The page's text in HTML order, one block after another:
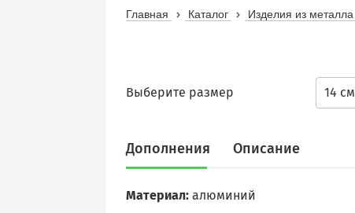
Главная Каталог Изделия из металла
14 см
Выберите размер
Дополнения Описание
Материал: алюминий